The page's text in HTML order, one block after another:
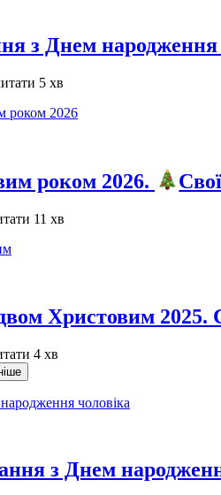
з Днем народження
5 хв
роком 2026.
11 хв
Христовим 2025.
4 хв
з Днем